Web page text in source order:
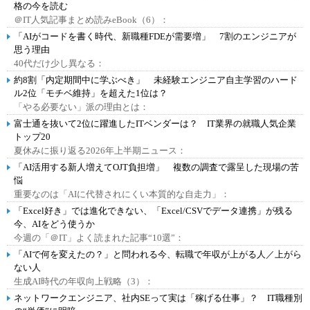
格の今を読む
＠IT人気記事まとめ読みeBook（6）：
「AIがコードを書く時代、新職種FDEが需要増」 7割のエンジニアが
思う理由
40代だけ少し異なる：
約8割「内定期間中に学ぶべき」 未経験エンジニア自主学習のハード
ル2位「モチベ維持」を超えた1位は？
「やる必要ない」派の理由とは：
富士通を抜いて2位に躍進したITベンダーは？ IT業界の就職人気企業
トップ20
夏休みに振り返る2026年上半期ニュース：
「AI活用する新人増えてOJT負担増」 複数の調査で露呈した現場の苦
悩
重要なのは「AIに代替されにくい本質的な自走力」：
「Excel好き」では進化できない、「Excel/CSVでデータ連携」が残る
今、AIをどう使うか
今週の「＠IT」よく読まれた記事“10選”：
「AIで何を変えたの？」と問われる今、転職で年収が上がる人／上がら
ない人
生成AI時代の年収向上戦略（3）：
ネットワークエンジニア、社内SEって実は「稼げる仕事」？ IT職種別